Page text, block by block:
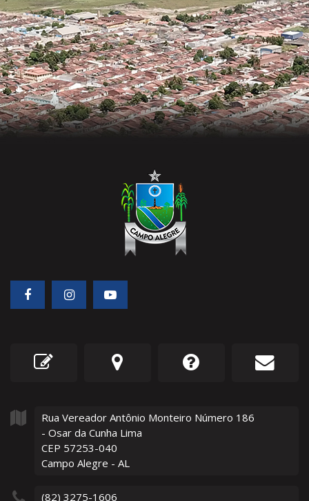
Rua Vereador Antônio Monteiro Número 186
- Osar da Cunha Lima
CEP 57253-040
Campo Alegre - AL
(82) 3275-1606